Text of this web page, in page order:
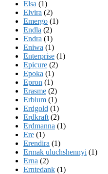
Elsa (1)
Elvira (2)
Emergo (1)
Endla (2)
Endra (1)
Eniwa (1)
Enterprise (1)
Epicure (2)
Epoka (1)
Epron (1)
Erasme (2)
Erbium (1)
Erdgold (1)
Erdkraft (2)
Erdmanna (1)
Ere (1)
Erendira (1)
Ermak uluchshennyi (1)
Erna (2)
Erntedank (1)